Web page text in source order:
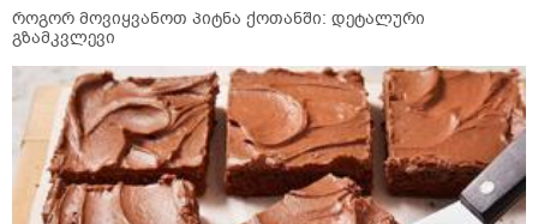
როგორ მოვიყვანოთ პიტნა ქოთანში: დეტალური
გზამკვლევი